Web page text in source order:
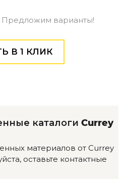
заказ
варианты!
В 1 КЛИК
каталоги Currey
материалов от Currey
оставьте контактные